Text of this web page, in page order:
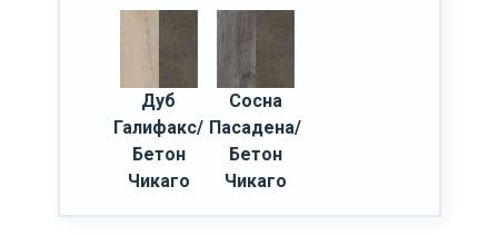
Дуб
Галифакс/
Бетон
Чикаго
Сосна
Пасадена/
Бетон
Чикаго